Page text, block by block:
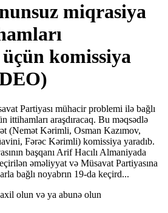
miqrasiya
komissiya
Partiyası mühacir problemi ilə bağlı
ittihamları araşdıracaq. Bu məqsədlə
(Nemət Kərimli, Osman Kazımov,
Fərəc Kərimli) komissiya yaradıb.
başqanı Arif Hacılı Almaniyada
əməliyyat və Müsavat Partiyasına
bağlı noyabrın 19-da keçird...
olun və ya abunə olun